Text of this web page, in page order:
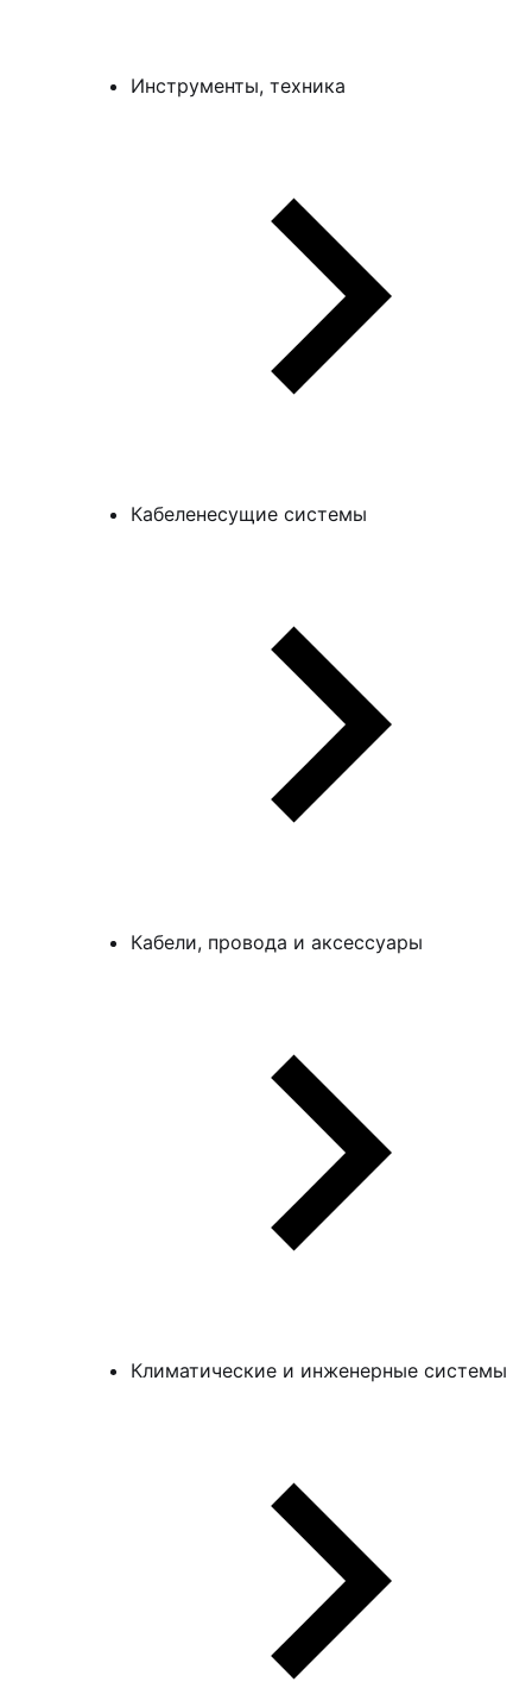
Инструменты, техника
Кабеленесущие системы
Кабели, провода и аксессуары
Климатические и инженерные системы